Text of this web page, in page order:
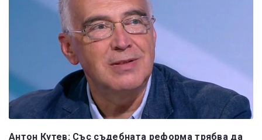
Антон Кутев: Със съдебната реформа трябва да